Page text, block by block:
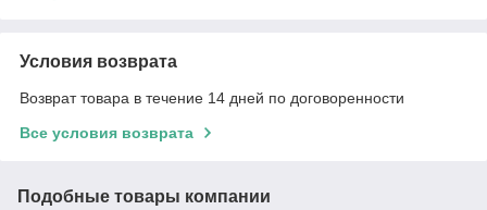
Условия возврата
Возврат товара в течение 14 дней по договоренности
Все условия возврата
Подобные товары компании